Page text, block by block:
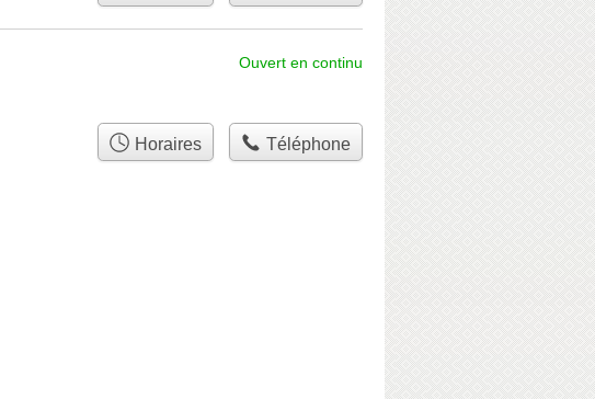
Ouvert en continu
Horaires Téléphone